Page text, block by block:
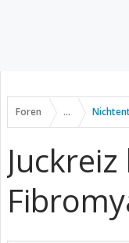
Foren ...
Juckreiz